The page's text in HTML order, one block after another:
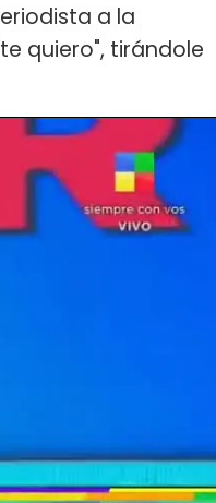
a la
quiero", tirándole